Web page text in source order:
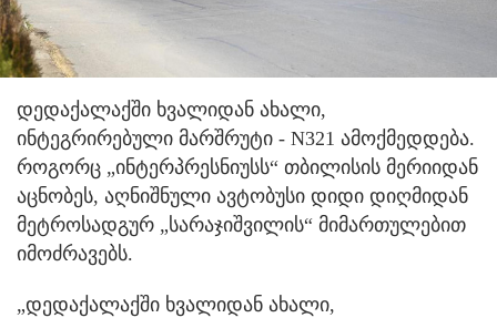
დედაქალაქში ხვალიდან ახალი,
ინტეგრირებული მარშრუტი - N321 ამოქმედდება.
როგორც „ინტერპრესნიუსს“ თბილისის მერიიდან
აცნობეს, აღნიშნული ავტობუსი დიდი დიღმიდან
მეტროსადგურ „სარაჯიშვილის“ მიმართულებით
იმოძრავებს.
„დედაქალაქში ხვალიდან ახალი,